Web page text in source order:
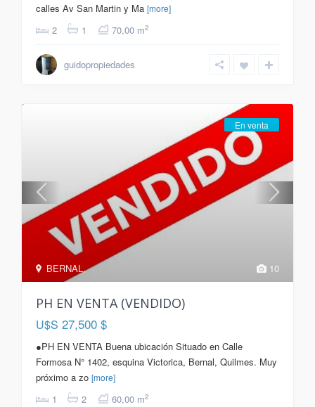
calles Av San Martin y Ma [more]
2 1 70,00 m2
guidopropiedades
10
BERNAL,
En venta
PH EN VENTA (VENDIDO)
U$S 27,500 $
●PH EN VENTA Buena ubicación Situado en Calle
Formosa N° 1402, esquina Victorica, Bernal, Quilmes. Muy
próximo a zo [more]
1 2 60,00 m2